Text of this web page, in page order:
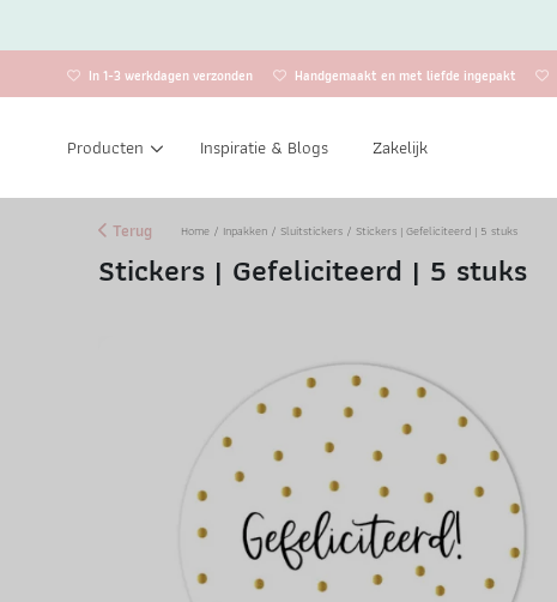
In 1-3 werkdagen verzonden Handgemaakt en met liefde ingepakt
Producten Inspiratie & Blogs Zakelijk
Terug Home / Inpakken /Sluitstickers / Stickers | Gefeliciteerd | 5 stuks
Stickers | Gefeliciteerd | 5 stuks